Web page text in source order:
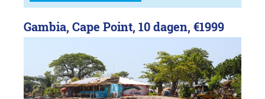
Gambia, Cape Point, 10 dagen, €1999